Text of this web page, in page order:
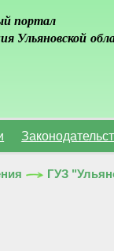
портал
Ульяновской
ГУЗ